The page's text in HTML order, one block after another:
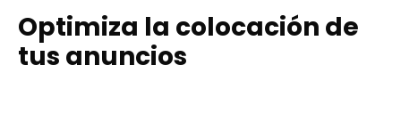
Optimiza la colocación de
tus anuncios